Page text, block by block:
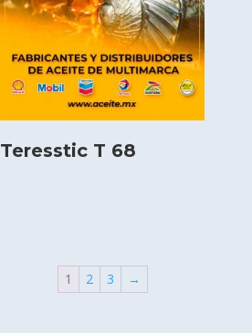
Teresstic T 68
1 2 3 →